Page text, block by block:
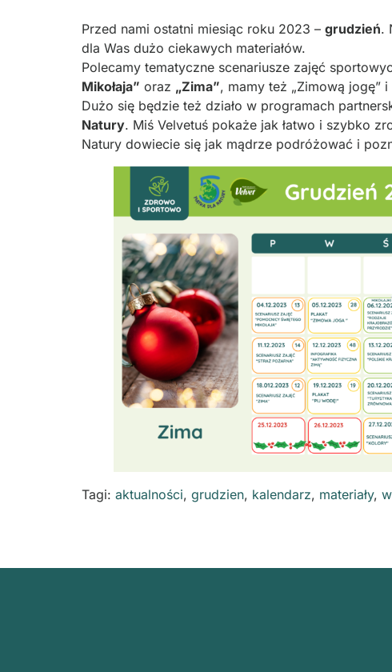
Przed nami ostatni miesiąc roku 2023 – grudzień.
dla Was dużo ciekawych materiałów.
Polecamy tematyczne scenariusze zajęć
Mikołaja” oraz „Zima”, mamy też „Zimową jogę”
Dużo się będzie też działo w programach
Natury. Miś Velvetuś pokaże jak łatwo i szybko
Natury dowiecie się jak mądrze podróżować i
Tagi: aktualności, grudzien, kalendarz, materiały,